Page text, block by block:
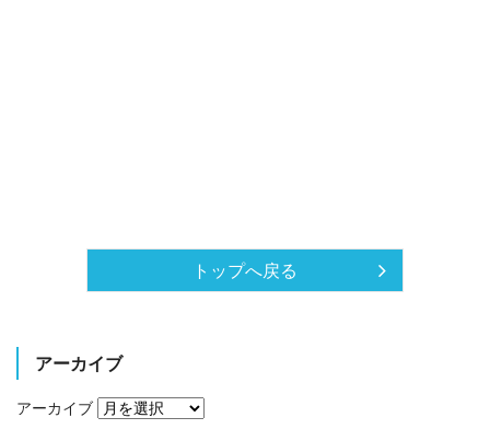
トップへ戻る
アーカイブ
アーカイブ